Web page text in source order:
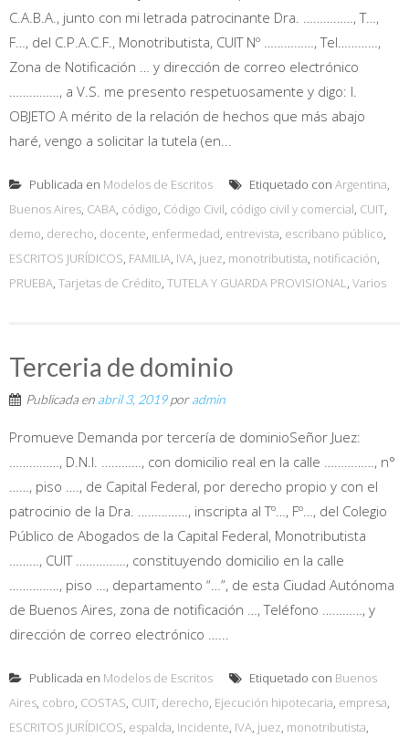
C.A.B.A., junto con mi letrada patrocinante Dra. ……………, T…,
F…, del C.P.A.C.F., Monotributista, CUIT Nº ……………, Tel…………,
Zona de Notificación … y dirección de correo electrónico
……………, a V.S. me presento respetuosamente y digo: I.
OBJETO A mérito de la relación de hechos que más abajo
haré, vengo a solicitar la tutela (en...
Publicada en Modelos de Escritos Etiquetado con Argentina,
Buenos Aires, CABA, código, Código Civil, código civil y comercial, CUIT,
demo, derecho, docente, enfermedad, entrevista, escribano público,
ESCRITOS JURÍDICOS, FAMILIA, IVA, juez, monotributista, notificación,
PRUEBA, Tarjetas de Crédito, TUTELA Y GUARDA PROVISIONAL, Varios
Terceria de dominio
Publicada en abril 3, 2019poradmin
Promueve Demanda por tercería de dominioSeñor Juez:
……………, D.N.I. …………, con domicilio real en la calle ……………, n°
……, piso …., de Capital Federal, por derecho propio y con el
patrocinio de la Dra. ……………, inscripta al Tº…, Fº…, del Colegio
Público de Abogados de la Capital Federal, Monotributista
………, CUIT ……………, constituyendo domicilio en la calle
……………, piso …, departamento “…”, de esta Ciudad Autónoma
de Buenos Aires, zona de notificación …, Teléfono …………, y
dirección de correo electrónico …...
Publicada en Modelos de Escritos Etiquetado con Buenos
Aires, cobro, COSTAS, CUIT, derecho, Ejecución hipotecaria, empresa,
ESCRITOS JURÍDICOS, espalda, Incidente, IVA, juez, monotributista,